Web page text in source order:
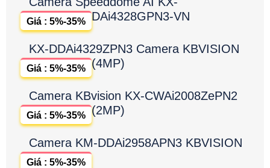
DAi4328GPN3-VN
Giá : 5%-35%
KX-DDAi4329ZPN3 Camera KBVISION
(4MP)
Giá : 5%-35%
Camera KBvision KX-CWAi2008ZePN2
(2MP)
Giá : 5%-35%
Camera KM-DDAi2958APN3 KBVISION
Giá : 5%-35%